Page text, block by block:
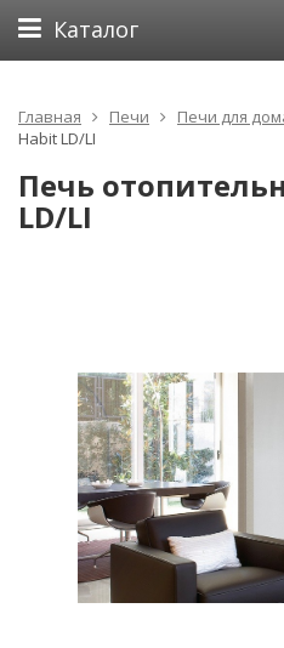
Каталог
Главная Печи Печи для
Habit LD/LI
Печь
LD/LI